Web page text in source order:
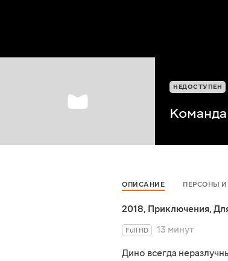
НЕДОСТУПЕН
ОПИСАНИЕ ПЕРСОНЫ
2018, Приключения,
Full HD
13 минут
Дино всегда